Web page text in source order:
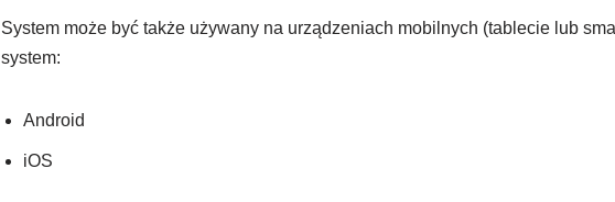
System może być także używany na urządzeniach mobilnych (tablecie lub
system:
Android
iOS